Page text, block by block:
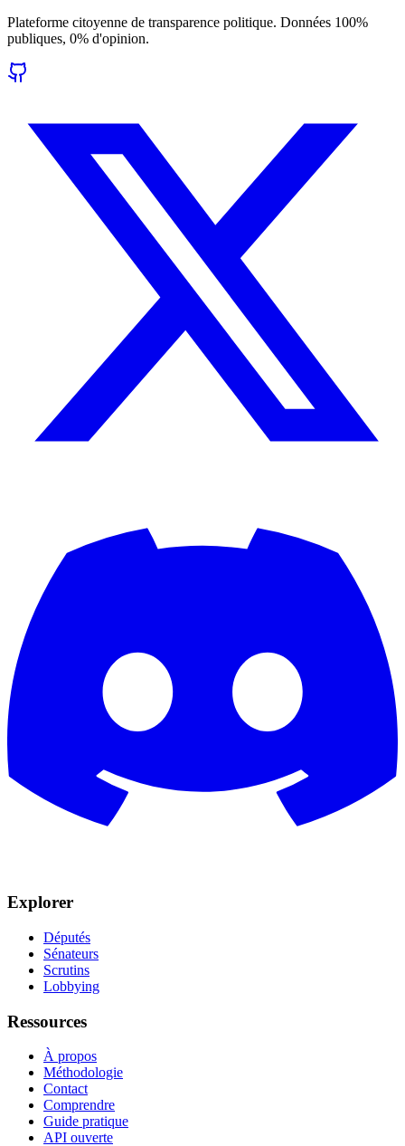
Plateforme citoyenne de transparence politique. Données 100%
publiques, 0% d'opinion.
Explorer
Députés
Sénateurs
Scrutins
Lobbying
Ressources
À propos
Méthodologie
Contact
Comprendre
Guide pratique
API ouverte